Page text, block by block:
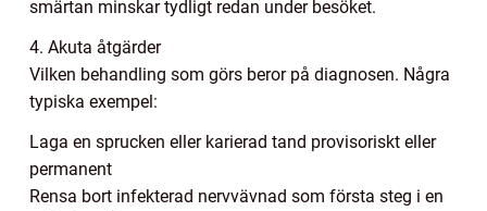
smärtan minskar tydligt redan under besöket.
4. Akuta åtgärder
Vilken behandling som görs beror på diagnosen. Några
typiska exempel:
Laga en sprucken eller karierad tand provisoriskt eller
permanent
Rensa bort infekterad nervvävnad som första steg i en